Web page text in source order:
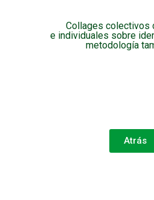
Collages colectivos
e individuales sobre
metodología
Atrás